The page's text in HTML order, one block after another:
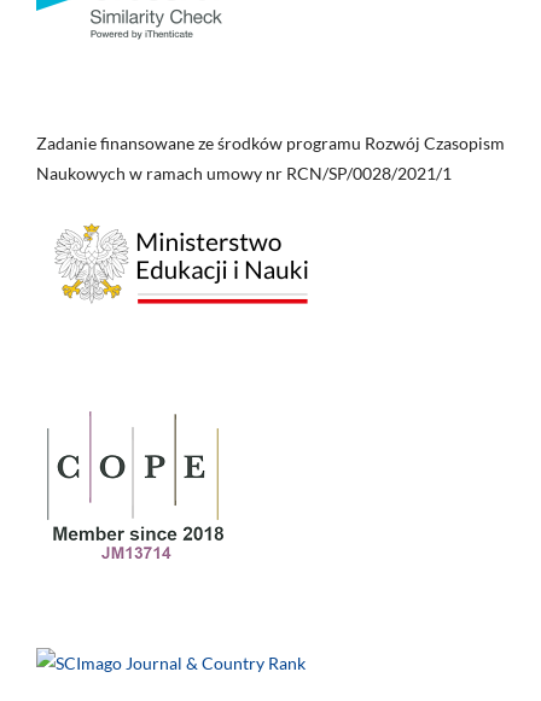
Zadanie finansowane ze środków programu Rozwój Czasopism
Naukowych w ramach umowy nr RCN/SP/0028/2021/1